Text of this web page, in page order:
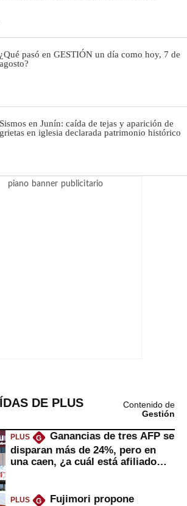
¿Qué pasó en GESTIÓN un día como hoy, 7 de
agosto?
Sismos en Junín: caída de tejas y aparición de
grietas en iglesia declarada patrimonio histórico
DE PLUS
Contenido de
Gestión
PLUS G
Ganancias de tres AFP se
disparan más de 24%, pero en
una caen, ¿a cuál está afiliado
PLUS G
Fujimori propone